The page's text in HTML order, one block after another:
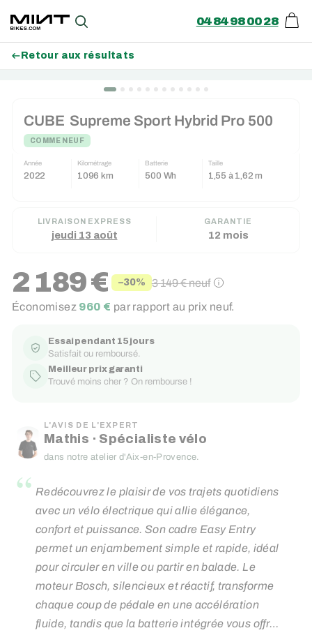
contenu
Recherche 04 84 98 00 28
Retour aux résultats
CUBE Supreme Sport Hybrid Pro 500
COMME NEUF
Année
2022
Kilométrage
1096 km
Batterie
500 Wh
Taille
1,55 à 1,62 m
LIVRAISON EXPRESS
jeudi 13 août
GARANTIE
12 mois
Prix
réduit
2 189 € −30%
Prix
régulier
3 149 €neuf
Économisez 960 € par rapport au prix neuf.
Essai pendant 15 jours
Satisfait ou remboursé.
Meilleur prix garanti
Trouvé moins cher ? On rembourse !
L'AVIS DE L'EXPERT
Mathis · Spécialiste vélo
dans notre atelier d'Aix-en-Provence.
“ Redécouvrez le plaisir de vos trajets quotidiens
avec un vélo électrique qui allie élégance,
confort et puissance. Son cadre Easy Entry
permet un enjambement simple et rapide, idéal
pour circuler en ville ou partir en balade. Le
moteur Bosch, silencieux et réactif, transforme
chaque coup de pédale en une accélération
fluide, tandis que la batterie intégrée vous offre